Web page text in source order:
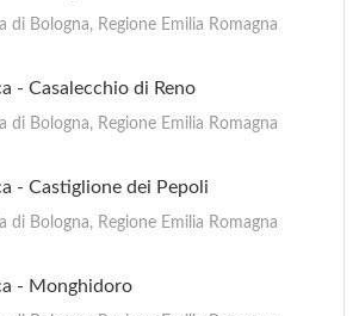
di Bologna, Regione Emilia Romagna
- Casalecchio di Reno
di Bologna, Regione Emilia Romagna
- Castiglione dei Pepoli
di Bologna, Regione Emilia Romagna
- Monghidoro